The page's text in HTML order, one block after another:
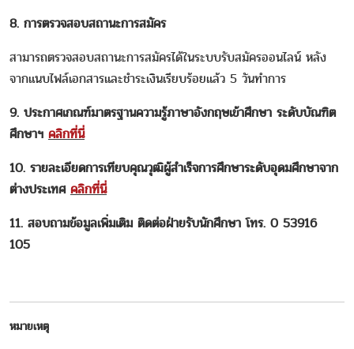
8. การตรวจสอบสถานะการสมัคร
สามารถตรวจสอบสถานะการสมัครได้ในระบบรับสมัครออนไลน์ หลัง
จากแนบไฟล์เอกสารและชำระเงินเรียบร้อยแล้ว 5 วันทำการ
9. ประกาศเกณฑ์มาตรฐานความรู้ภาษาอังกฤษเข้าศึกษา ระดับบัณฑิต
ศึกษาฯ คลิกที่นี่
10. รายละเอียดการเทียบคุณวุฒิผู้สำเร็จการศึกษาระดับอุดมศึกษาจาก
ต่างประเทศ คลิกที่นี่
11. สอบถามข้อมูลเพิ่มเติม ติดต่อฝ่ายรับนักศึกษา โทร. 0 53916
105
หมายเหตุ